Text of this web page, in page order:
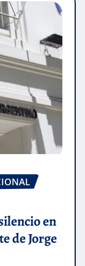
en
de Jorge